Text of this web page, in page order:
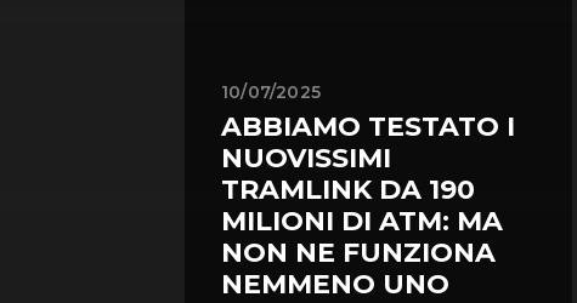
10/07/2025
ABBIAMO TESTATO I
NUOVISSIMI
TRAMLINK DA 190
MILIONI DI ATM: MA
NON NE FUNZIONA
NEMMENO UNO